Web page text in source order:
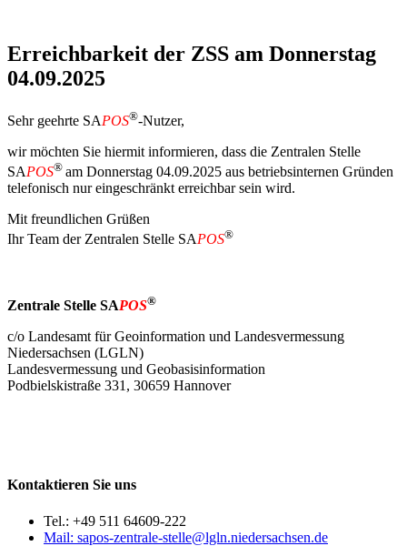
Erreichbarkeit der ZSS am Donnerstag
04.09.2025
Sehr geehrte SAPOS®-Nutzer,
wir möchten Sie hiermit informieren, dass die Zentralen Stelle
SAPOS® am Donnerstag 04.09.2025 aus betriebsinternen Gründen
telefonisch nur eingeschränkt erreichbar sein wird.
Mit freundlichen Grüßen
Ihr Team der Zentralen Stelle SAPOS®
Zentrale Stelle SAPOS®
c/o Landesamt für Geoinformation und Landesvermessung
Niedersachsen (LGLN)
Landesvermessung und Geobasisinformation
Podbielskistraße 331, 30659 Hannover
Kontaktieren Sie uns
Tel.: +49 511 64609-222
Mail: sapos-zentrale-stelle@lgln.niedersachsen.de